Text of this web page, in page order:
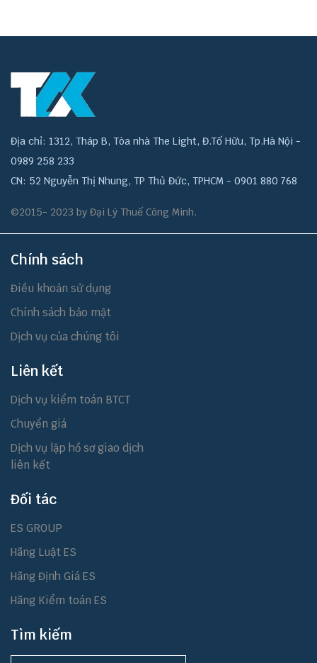
Địa chỉ: 1312, Tháp B, Tòa nhà The Light, Đ.Tố Hữu, Tp.Hà Nội -
0989 258 233
CN: 52 Nguyễn Thị Nhung, TP Thủ Đức, TPHCM - 0901 880 768
©2015- 2023 by Đại Lý Thuế Công Minh.
Chính sách
Điều khoản sử dụng
Chính sách bảo mật
Dịch vụ của chúng tôi
Liên kết
Dịch vụ kiểm toán BTCT
Chuyển giá
Dịch vụ lập hồ sơ giao dịch
liên kết
Đối tác
ES GROUP
Hãng Luật ES
Hãng Định Giá ES
Hãng Kiểm toán ES
Tìm kiếm